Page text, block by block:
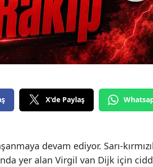
X'de Paylaş
devam ediyor. Sarı-
yer alan Virgil van Dijk için